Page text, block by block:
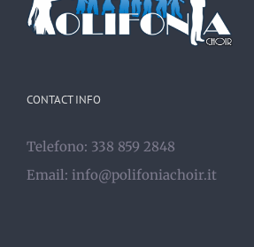
CONTACT INFO
Telefono: 338 859 2848
Email: info@polifoniachoir.it